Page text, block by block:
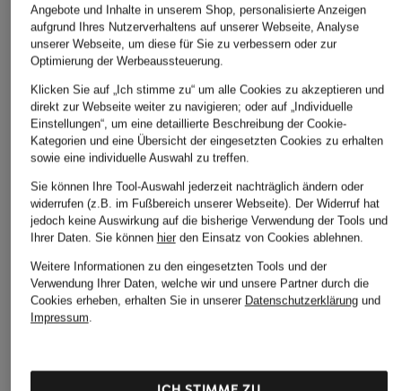
Angebote und Inhalte in unserem Shop, personalisierte Anzeigen
aufgrund Ihres Nutzerverhaltens auf unserer Webseite, Analyse
unserer Webseite, um diese für Sie zu verbessern oder zur
Optimierung der Werbeaussteuerung.
Klicken Sie auf „Ich stimme zu“ um alle Cookies zu akzeptieren und
direkt zur Webseite weiter zu navigieren; oder auf „Individuelle
Einstellungen“, um eine detaillierte Beschreibung der Cookie-
Kategorien und eine Übersicht der eingesetzten Cookies zu erhalten
sowie eine individuelle Auswahl zu treffen.
Sie können Ihre Tool-Auswahl jederzeit nachträglich ändern oder
widerrufen (z.B. im Fußbereich unserer Webseite). Der Widerruf hat
jedoch keine Auswirkung auf die bisherige Verwendung der Tools und
Ihrer Daten. Sie können hierden Einsatz von Cookies ablehnen.
Weitere Informationen zu den eingesetzten Tools und der
Verwendung Ihrer Daten, welche wir und unsere Partner durch die
Cookies erheben, erhalten Sie in unserer Datenschutzerklärungund
Impressum.